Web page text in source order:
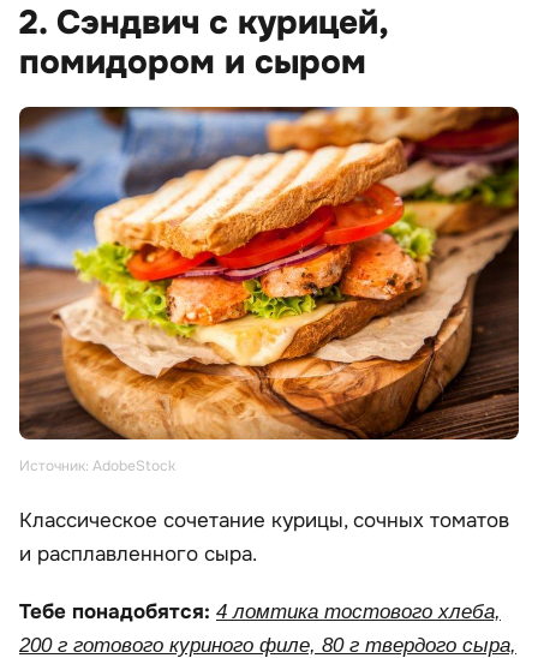
2. Сэндвич с курицей,
помидором и сыром
Источник: AdobeStock
Классическое сочетание курицы, сочных томатов
и расплавленного сыра.
Тебе понадобятся: 4 ломтика тостового хлеба,
200 г готового куриного филе, 80 г твердого сыра,